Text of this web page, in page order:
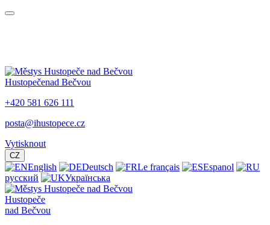
Hustopečenad Bečvou
+420 581 626 111
posta@ihustopece.cz
Vytisknout
CZ
English Deutsch Le français
Espanol
русский
Українська
Hustopeče
nad Bečvou